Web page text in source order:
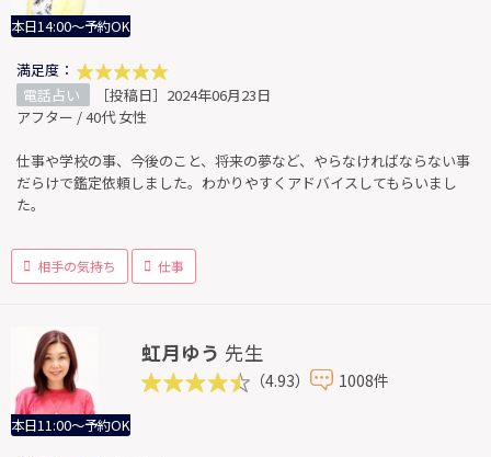
本日14:00～予約OK
満足度：
電話占い
［投稿日］2024年06月23日
アフター / 40代 女性
仕事や学校の事、今後のこと、将来の夢など、やらなければならない事
だらけで鑑定依頼しました。わかりやすくアドバイスしてもらいまし
た。
相手の気持ち 仕事
本日11:00～予約OK
虹月ゆう 先生
（4.93） 1008件